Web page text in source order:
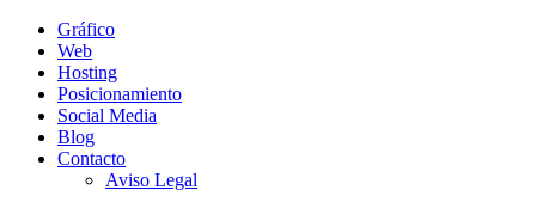
Gráfico
Web
Hosting
Posicionamiento
Social Media
Blog
Contacto
Aviso Legal